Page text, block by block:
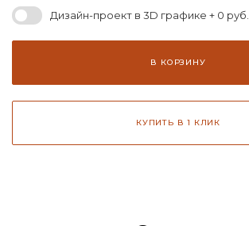
Дизайн-проект в 3D графике + 0 руб.
В КОРЗИНУ
КУПИТЬ В 1 КЛИК